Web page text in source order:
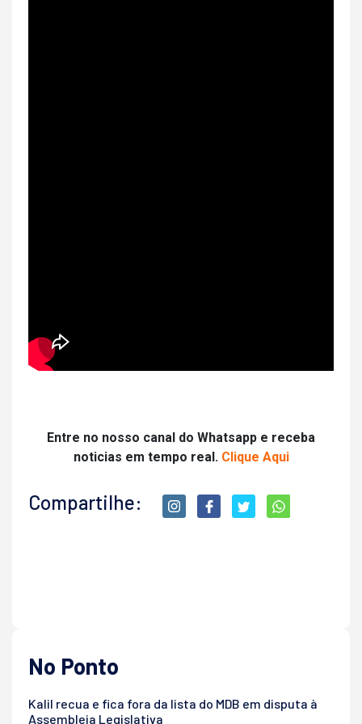
Entre no nosso canal do Whatsapp e receba
noticias em tempo real. Clique Aqui
Compartilhe:
No Ponto
Kalil recua e fica fora da lista do MDB em disputa à
Assembleia Legislativa